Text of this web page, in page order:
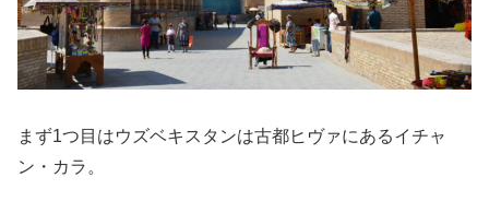
まず1つ目はウズベキスタンは古都ヒヴァにあるイチャ
ン・カラ。